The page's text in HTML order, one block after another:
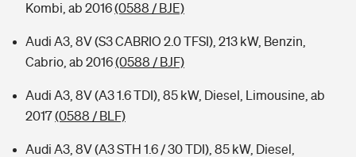
Kombi, ab 2016(0588 / BJE)
Audi A3, 8V (S3 CABRIO 2.0 TFSI), 213 kW, Benzin,
Cabrio, ab 2016(0588 / BJF)
Audi A3, 8V (A3 1.6 TDI), 85 kW, Diesel, Limousine, ab
2017(0588 / BLF)
Audi A3, 8V (A3 STH 1.6 / 30 TDI), 85 kW, Diesel,